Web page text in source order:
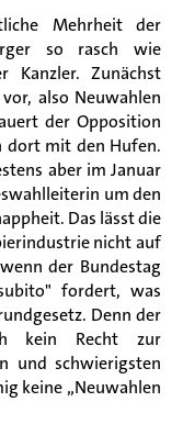
Mehrheit der
so rasch wie
Kanzler. Zunächst
also Neuwahlen
der Opposition
dort mit den Hufen.
aber im Januar
um den
Das lässt die
nicht auf
der Bundestag
" fordert, was
Denn der
kein Recht zur
und schwierigsten
keine „Neuwahlen